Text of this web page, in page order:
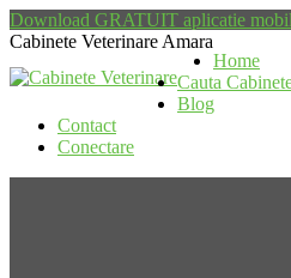
Download GRATUIT aplicatie mobil
Cabinete Veterinare Amara
Home
Cauta
Blog
Contact
Conectare